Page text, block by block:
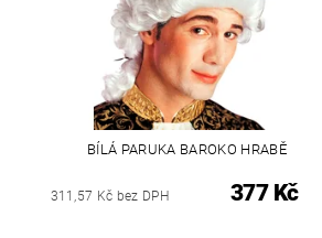
BÍLÁ PARUKA BAROKO HRABĚ
311,57 Kč bez DPH 377 Kč